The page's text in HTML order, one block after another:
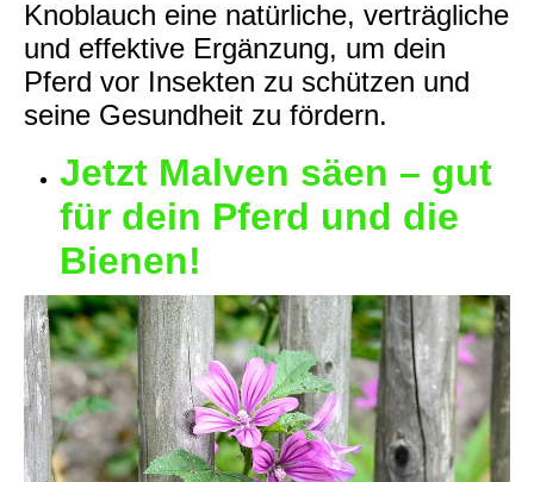
Knoblauch eine natürliche, verträgliche
und effektive Ergänzung, um dein
Pferd vor Insekten zu schützen und
seine Gesundheit zu fördern.
Jetzt Malven säen – gut
für dein Pferd und die
Bienen!